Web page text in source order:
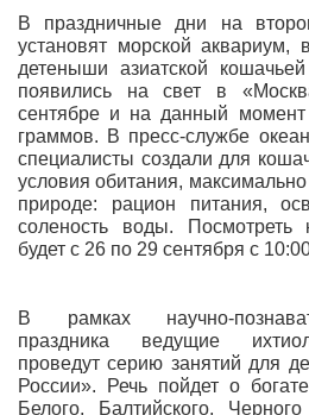
В праздничные дни на
установят морской аквариум,
детеныши азиатской
появились на свет в
сентябре и на данный момент
граммов. В пресс-службе
специалисты создали для
условия обитания,
природе: рацион питания,
соленость воды.
будет с 26 по 29 сентября с
В рамках научно-
праздника ведущие
проведут серию занятий для
России». Речь пойдет о
Белого, Балтийского,